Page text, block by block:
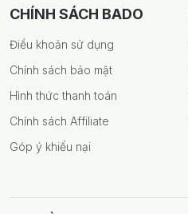
CHÍNH SÁCH BADO
Điều khoản sử dụng
Chính sách bảo mật
Hình thức thanh toán
Chính sách Affiliate
Góp ý khiếu nại